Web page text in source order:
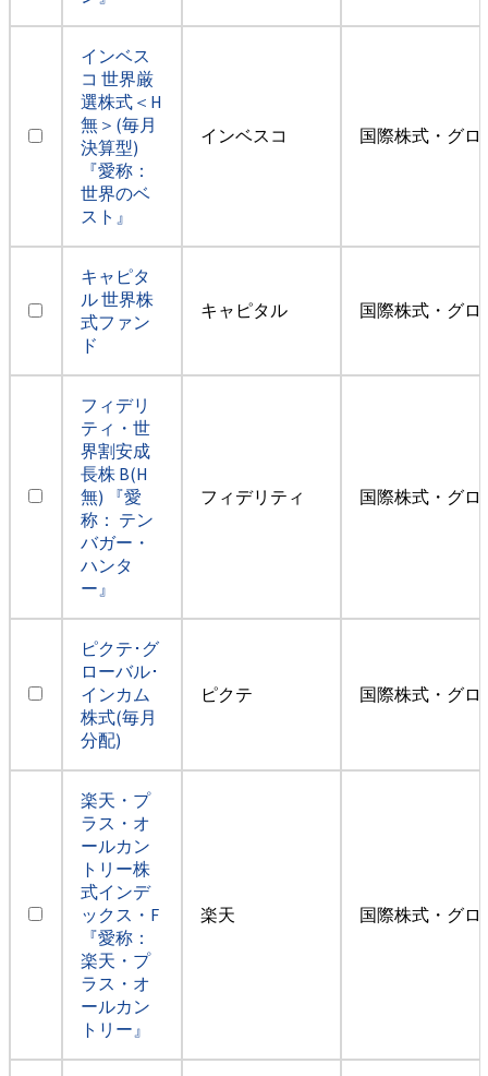
インベス
コ 世界厳
選株式＜H
無＞(毎月
決算型)
『愛称：
世界のベ
スト』
インベスコ 国際株式・グロ
キャピタ
ル 世界株
式ファン
ド
キャピタル 国際株式・グロ
フィデリ
ティ・世
界割安成
長株 B(H
無) 『愛
称： テン
バガー・
ハンタ
ー』
フィデリティ 国際株式・グロ
ピクテ･グ
ローバル･
インカム
株式(毎月
分配)
ピクテ 国際株式・グロ
楽天・プ
ラス・オ
ールカン
トリー株
式インデ
ックス・F
『愛称：
楽天・プ
ラス・オ
ールカン
トリー』
楽天 国際株式・グロ